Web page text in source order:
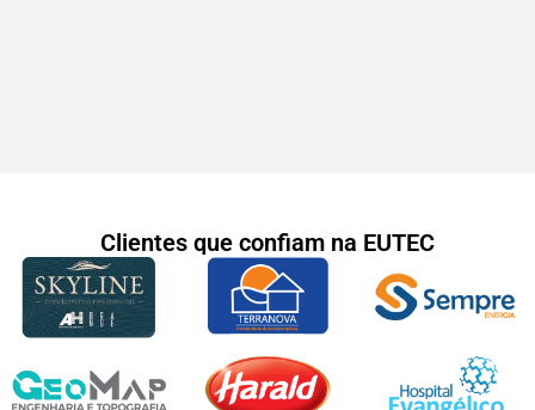
Clientes que confiam na EUTEC